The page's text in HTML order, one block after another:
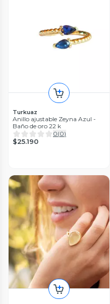
Turkuaz
Anillo ajustable Zeyna Azul -
Baño de oro 22 k
0(0)
$25.190